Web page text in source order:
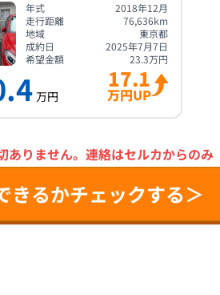
年式
2018年12月
走行距離
76,636km
地域
東京都
成約日
2025年7月7日
希望金額
23.3万円
万円
17.1
万円UP
りません。 連絡はセルカからのみ
きるかチェックする＞